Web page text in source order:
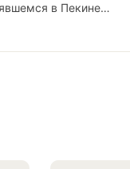
в Пекине…